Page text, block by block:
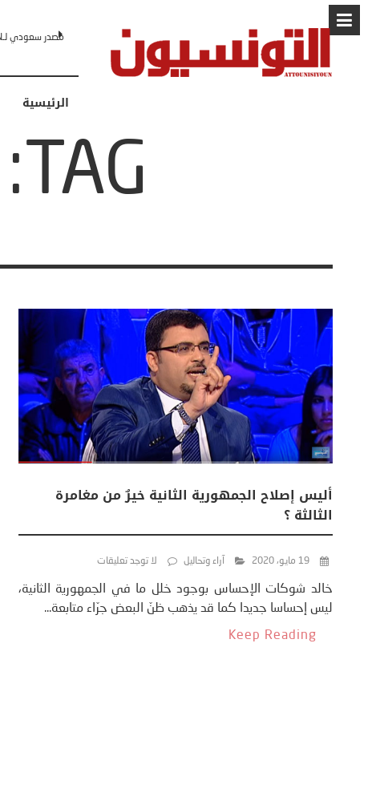
مصدر سعودي لـCNN: التطبيع مع إسرائيل مرهون بمسار لا رجعة فيه نحو إقامة دولة فلسطينية
الرئيسية
TAG: الجمهورية الثانية
أليس إصلاح الجمهورية الثانية خيرٌ من مغامرة
الثالثة ؟
19 مايو، 2020 آراء وتحاليل لا توجد تعليقات
خالد شوكات الإحساس بوجود خلل ما في الجمهورية الثانية،
ليس إحساسا جديدا كما قد يذهب ظنّ البعض جرّاء متابعة...
Keep Reading